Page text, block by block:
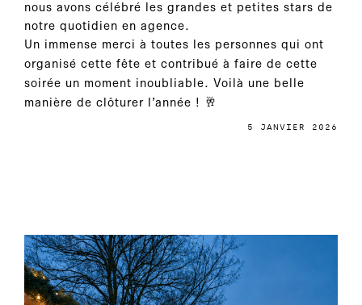
nous avons célébré les grandes et petites stars de
notre quotidien en agence.
Un immense merci à toutes les personnes qui ont
organisé cette fête et contribué à faire de cette
soirée un moment inoubliable. Voilà une belle
manière de clôturer l’année ! 🥂
5 JANVIER 2026